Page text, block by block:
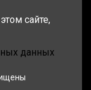
сайте,
данных